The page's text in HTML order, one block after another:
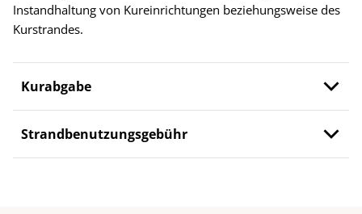
Instandhaltung von Kureinrichtungen beziehungsweise des
Kurstrandes.
Kurabgabe
Strandbenutzungsgebühr